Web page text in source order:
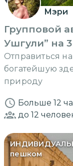
Мэри
Групповой
Ушгули” на
Отправиться
богатейшую
природу
Больше 12
до 12
пешком